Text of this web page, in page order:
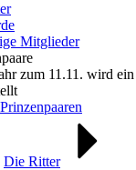
Mitglieder
zum 11.11. wird
Die Ritter